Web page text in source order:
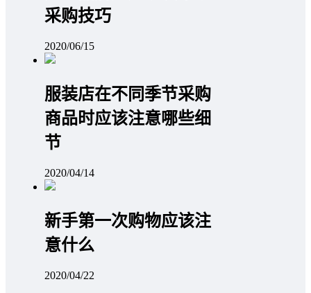
采购技巧
2020/06/15
服装店在不同季节采购
商品时应该注意哪些细
节
2020/04/14
新手第一次购物应该注
意什么
2020/04/22